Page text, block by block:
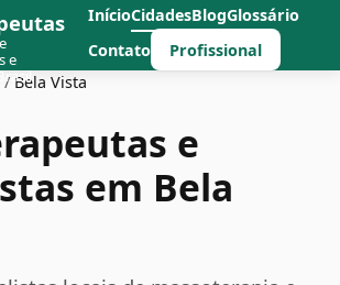
e
InícioCidadesBlogGlossário
Contato
Profissional
/ Bela Vista
e
em Bela